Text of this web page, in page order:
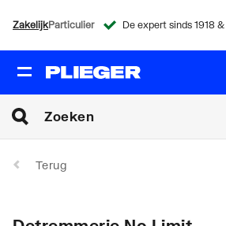
ZakelijkParticulier
Terug